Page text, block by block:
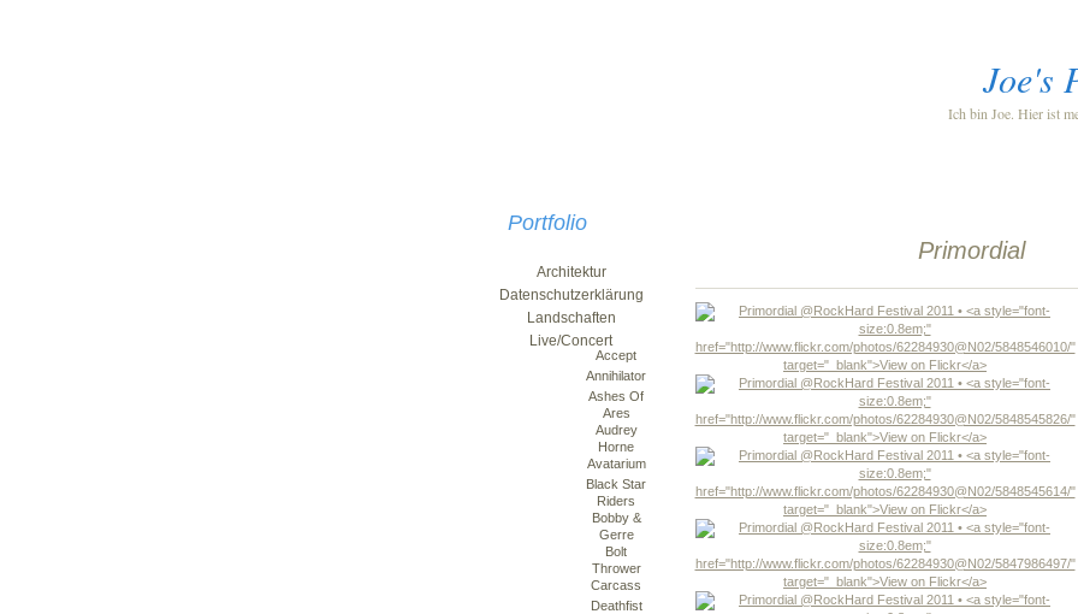
Joe's
Ich bin Joe. Hier ist
Primordial
Portfolio
Architektur
Datenschutzerklärung
Landschaften
Live/Concert
Accept
Annihilator
Ashes Of
Ares
Audrey
Horne
Avatarium
Black Star
Riders
Bobby &
Gerre
Bolt
Thrower
Carcass
Deathfist